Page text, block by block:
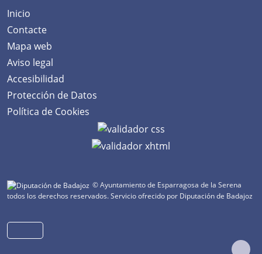
Inicio
Contacte
Mapa web
Aviso legal
Accesibilidad
Protección de Datos
Política de Cookies
© Ayuntamiento de Esparragosa de la Serena
todos los derechos reservados.Servicio ofrecido por Diputación de Badajoz